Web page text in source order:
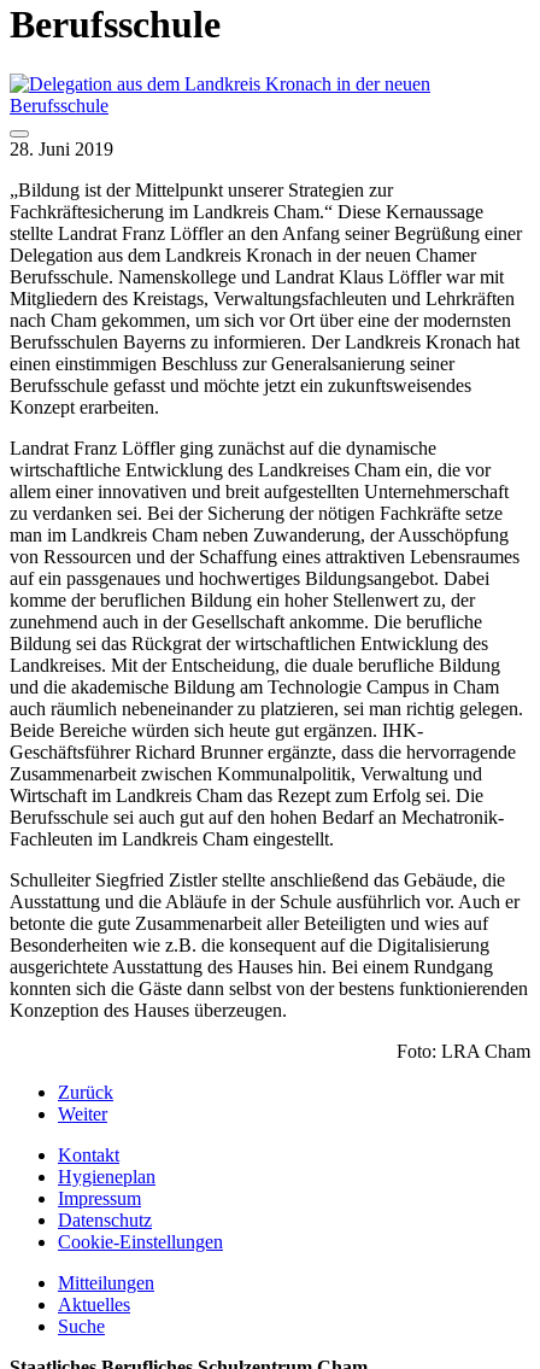
Berufsschule
28. Juni 2019
„Bildung ist der Mittelpunkt unserer Strategien zur
Fachkräftesicherung im Landkreis Cham.“ Diese Kernaussage
stellte Landrat Franz Löffler an den Anfang seiner Begrüßung einer
Delegation aus dem Landkreis Kronach in der neuen Chamer
Berufsschule. Namenskollege und Landrat Klaus Löffler war mit
Mitgliedern des Kreistags, Verwaltungsfachleuten und Lehrkräften
nach Cham gekommen, um sich vor Ort über eine der modernsten
Berufsschulen Bayerns zu informieren. Der Landkreis Kronach hat
einen einstimmigen Beschluss zur Generalsanierung seiner
Berufsschule gefasst und möchte jetzt ein zukunftsweisendes
Konzept erarbeiten.
Landrat Franz Löffler ging zunächst auf die dynamische
wirtschaftliche Entwicklung des Landkreises Cham ein, die vor
allem einer innovativen und breit aufgestellten Unternehmerschaft
zu verdanken sei. Bei der Sicherung der nötigen Fachkräfte setze
man im Landkreis Cham neben Zuwanderung, der Ausschöpfung
von Ressourcen und der Schaffung eines attraktiven Lebensraumes
auf ein passgenaues und hochwertiges Bildungsangebot. Dabei
komme der beruflichen Bildung ein hoher Stellenwert zu, der
zunehmend auch in der Gesellschaft ankomme. Die berufliche
Bildung sei das Rückgrat der wirtschaftlichen Entwicklung des
Landkreises. Mit der Entscheidung, die duale berufliche Bildung
und die akademische Bildung am Technologie Campus in Cham
auch räumlich nebeneinander zu platzieren, sei man richtig gelegen.
Beide Bereiche würden sich heute gut ergänzen. IHK-
Geschäftsführer Richard Brunner ergänzte, dass die hervorragende
Zusammenarbeit zwischen Kommunalpolitik, Verwaltung und
Wirtschaft im Landkreis Cham das Rezept zum Erfolg sei. Die
Berufsschule sei auch gut auf den hohen Bedarf an Mechatronik-
Fachleuten im Landkreis Cham eingestellt.
Schulleiter Siegfried Zistler stellte anschließend das Gebäude, die
Ausstattung und die Abläufe in der Schule ausführlich vor. Auch er
betonte die gute Zusammenarbeit aller Beteiligten und wies auf
Besonderheiten wie z.B. die konsequent auf die Digitalisierung
ausgerichtete Ausstattung des Hauses hin. Bei einem Rundgang
konnten sich die Gäste dann selbst von der bestens funktionierenden
Konzeption des Hauses überzeugen.
Foto: LRA Cham
Zurück
Weiter
Kontakt
Hygieneplan
Impressum
Datenschutz
Cookie-Einstellungen
Mitteilungen
Aktuelles
Suche